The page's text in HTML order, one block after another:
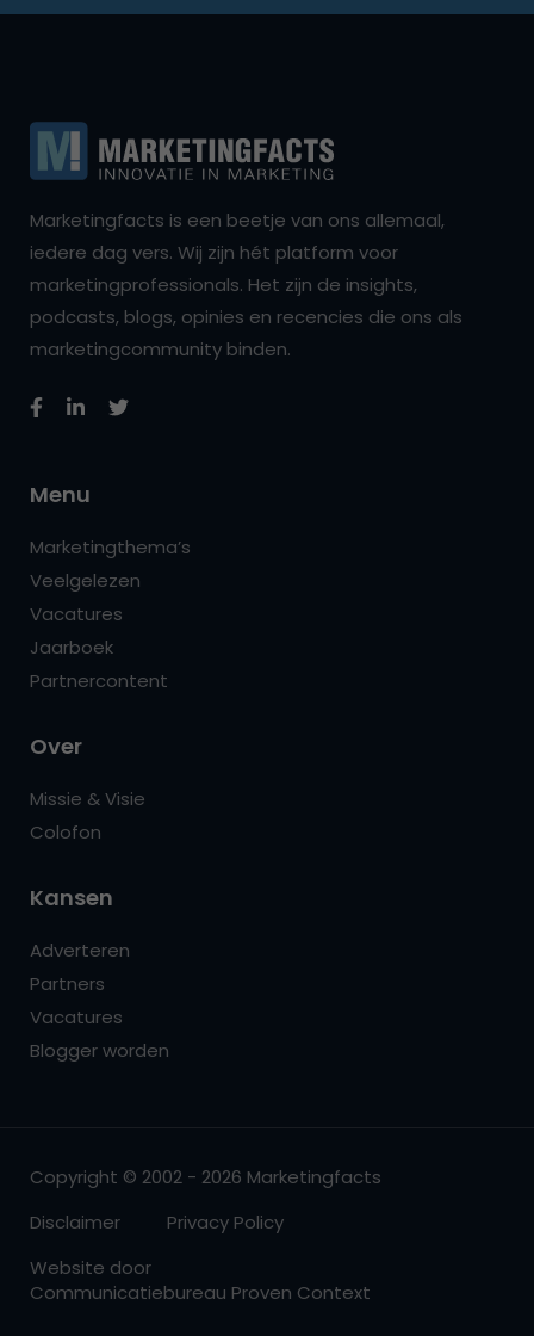
Marketingfacts is een beetje van ons allemaal,
iedere dag vers. Wij zijn hét platform voor
marketingprofessionals. Het zijn de insights,
podcasts, blogs, opinies en recencies die ons als
marketingcommunity binden.
Menu
Marketingthema’s
Veelgelezen
Vacatures
Jaarboek
Partnercontent
Over
Missie & Visie
Colofon
Kansen
Adverteren
Partners
Vacatures
Blogger worden
Copyright © 2002 - 2026 Marketingfacts
Disclaimer
Privacy Policy
Website door
Communicatiebureau Proven Context